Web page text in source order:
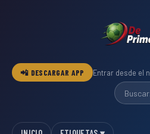
📲 DESCARGAR APP Entrar desde el